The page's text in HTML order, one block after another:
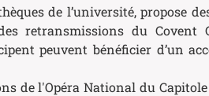
de l’université, propose
retransmissions du Covent
peuvent bénéficier d’un
de l'Opéra National du